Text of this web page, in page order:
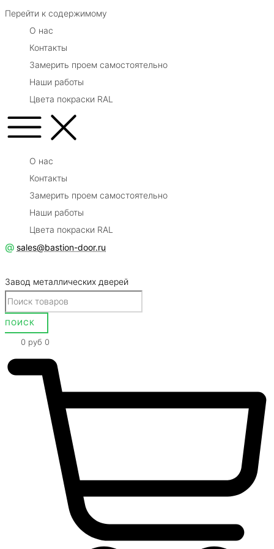
Перейти к содержимому
О нас
Контакты
Замерить проем самостоятельно
Наши работы
Цвета покраски RAL
О нас
Контакты
Замерить проем самостоятельно
Наши работы
Цвета покраски RAL
@ sales@bastion-door.ru
Завод металлических дверей
0 руб 0